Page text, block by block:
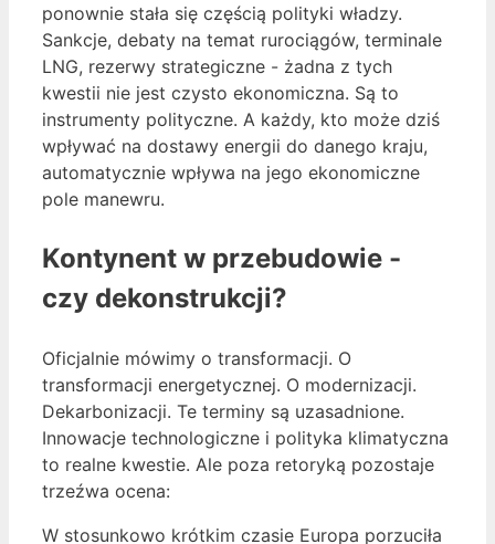
ponownie stała się częścią polityki władzy.
Sankcje, debaty na temat rurociągów, terminale
LNG, rezerwy strategiczne - żadna z tych
kwestii nie jest czysto ekonomiczna. Są to
instrumenty polityczne. A każdy, kto może dziś
wpływać na dostawy energii do danego kraju,
automatycznie wpływa na jego ekonomiczne
pole manewru.
Kontynent w przebudowie -
czy dekonstrukcji?
Oficjalnie mówimy o transformacji. O
transformacji energetycznej. O modernizacji.
Dekarbonizacji. Te terminy są uzasadnione.
Innowacje technologiczne i polityka klimatyczna
to realne kwestie. Ale poza retoryką pozostaje
trzeźwa ocena:
W stosunkowo krótkim czasie Europa porzuciła